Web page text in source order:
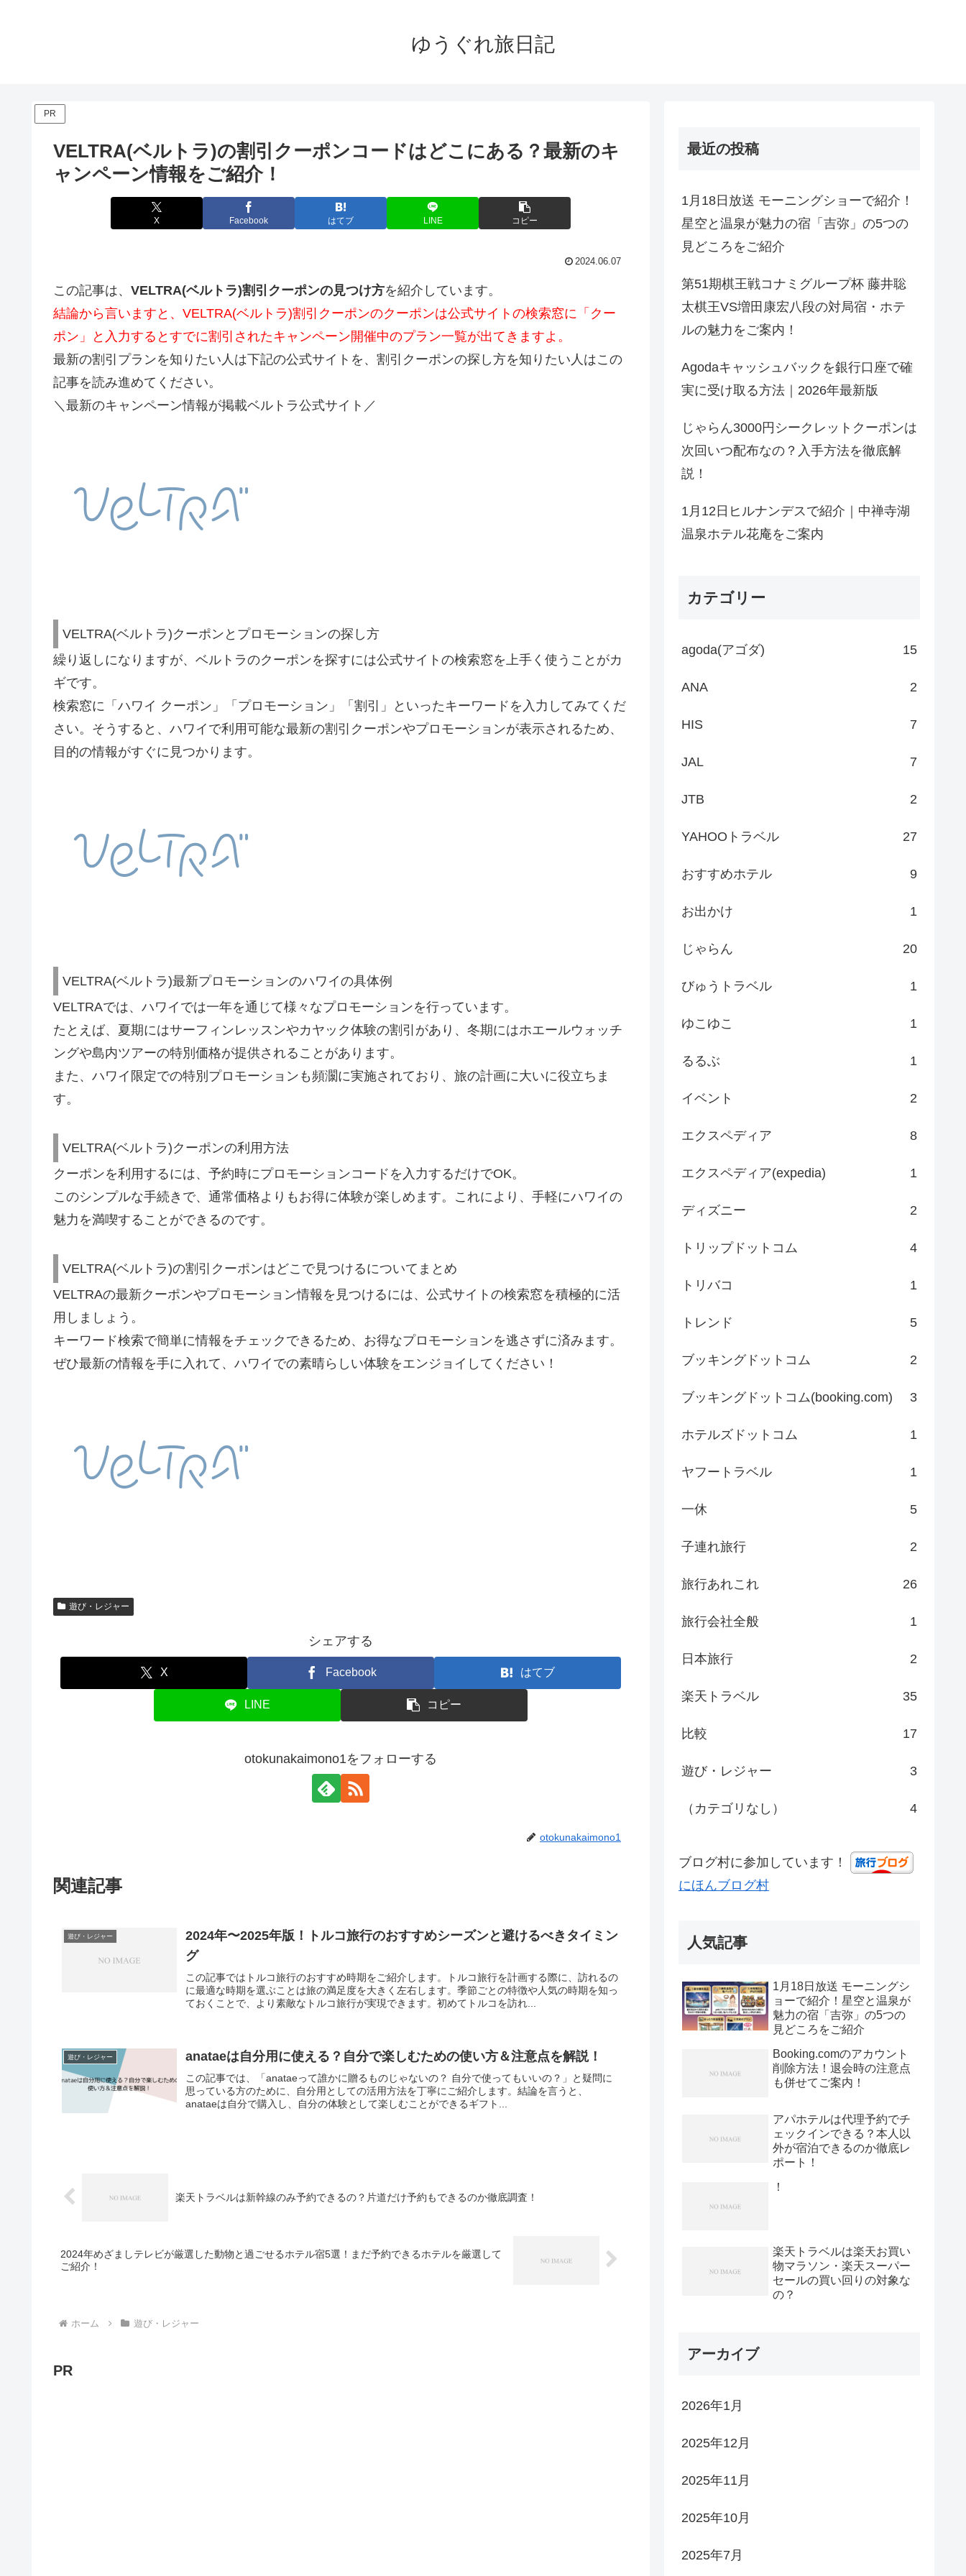
ゆうぐれ旅日記
PR
VELTRA(ベルトラ)の割引クーポンコードはどこにある？最新のキ
ャンペーン情報をご紹介！
X Facebook はてブ LINE コピー
2024.06.07
この記事は、 VELTRA(ベルトラ)割引クーポンの見つけ方を紹介しています。
結論から言いますと、VELTRA(ベルトラ)割引クーポンのクーポンは公式サイトの検索窓に「クー
ポン」と入力するとすでに割引されたキャンペーン開催中のプラン一覧が出てきますよ。
最新の割引プランを知りたい人は下記の公式サイトを、割引クーポンの探し方を知りたい人はこの
記事を読み進めてください。
＼最新のキャンペーン情報が掲載ベルトラ公式サイト／
VELTRA(ベルトラ)クーポンとプロモーションの探し方
繰り返しになりますが、ベルトラのクーポンを探すには公式サイトの検索窓を上手く使うことがカ
ギです。
検索窓に「ハワイ クーポン」「プロモーション」「割引」といったキーワードを入力してみてくだ
さい。そうすると、ハワイで利用可能な最新の割引クーポンやプロモーションが表示されるため、
目的の情報がすぐに見つかります。
VELTRA(ベルトラ)最新プロモーションのハワイの具体例
VELTRAでは、ハワイでは一年を通じて様々なプロモーションを行っています。
たとえば、夏期にはサーフィンレッスンやカヤック体験の割引があり、冬期にはホエールウォッチ
ングや島内ツアーの特別価格が提供されることがあります。
また、ハワイ限定での特別プロモーションも頻灁に実施されており、旅の計画に大いに役立ちま
す。
VELTRA(ベルトラ)クーポンの利用方法
クーポンを利用するには、予約時にプロモーションコードを入力するだけでOK。
このシンプルな手続きで、通常価格よりもお得に体験が楽しめます。これにより、手軽にハワイの
魅力を満喫することができるのです。
VELTRA(ベルトラ)の割引クーポンはどこで見つけるについてまとめ
VELTRAの最新クーポンやプロモーション情報を見つけるには、公式サイトの検索窓を積極的に活
用しましょう。
キーワード検索で簡単に情報をチェックできるため、お得なプロモーションを逃さずに済みます。
ぜひ最新の情報を手に入れて、ハワイでの素晴らしい体験をエンジョイしてください！
遊び・レジャー
シェアする
X Facebook はてブ
LINE コピー
otokunakaimono1をフォローする
otokunakaimono1
関連記事
遊び・レジャー
2024年〜2025年版！トルコ旅行のおすすめシーズンと避けるべきタイミン
グ
この記事ではトルコ旅行のおすすめ時期をご紹介します。トルコ旅行を計画する際に、訪れるの
に最適な時期を選ぶことは旅の満足度を大きく左右します。季節ごとの特徴や人気の時期を知っ
ておくことで、より素敵なトルコ旅行が実現できます。初めてトルコを訪れ...
遊び・レジャー anataeは自分用に使える？自分で楽しむための使い方＆注意点を解説！
この記事では、「anataeって誰かに贈るものじゃないの？ 自分で使ってもいいの？」と疑問に
思っている方のために、自分用としての活用方法を丁寧にご紹介します。結論を言うと、
anataeは自分で購入し、自分の体験として楽しむことができるギフト...
楽天トラベルは新幹線のみ予約できるの？片道だけ予約もできるのか徹底調査！
2024年めざましテレビが厳選した動物と過ごせるホテル宿5選！まだ予約できるホテルを厳選して
ご紹介！
ホーム 遊び・レジャー
PR
最近の投稿
1月18日放送 モーニングショーで紹介！
星空と温泉が魅力の宿「吉弥」の5つの
見どころをご紹介
第51期棋王戦コナミグループ杯 藤井聡
太棋王VS増田康宏八段の対局宿・ホテ
ルの魅力をご案内！
Agodaキャッシュバックを銀行口座で確
実に受け取る方法｜2026年最新版
じゃらん3000円シークレットクーポンは
次回いつ配布なの？入手方法を徹底解
説！
1月12日ヒルナンデスで紹介｜中禅寺湖
温泉ホテル花庵をご案内
カテゴリー
agoda(アゴダ) 15
ANA 2
HIS 7
JAL 7
JTB 2
YAHOOトラベル 27
おすすめホテル 9
お出かけ 1
じゃらん 20
びゅうトラベル 1
ゆこゆこ 1
るるぶ 1
イベント 2
エクスペディア 8
エクスペディア(expedia) 1
ディズニー 2
トリップドットコム 4
トリバコ 1
トレンド 5
ブッキングドットコム 2
ブッキングドットコム(booking.com) 3
ホテルズドットコム 1
ヤフートラベル 1
一休 5
子連れ旅行 2
旅行あれこれ 26
旅行会社全般 1
日本旅行 2
楽天トラベル 35
比較 17
遊び・レジャー 3
（カテゴリなし） 4
ブログ村に参加しています！
にほんブログ村
人気記事
1月18日放送 モーニングシ
ョーで紹介！星空と温泉が
魅力の宿「吉弥」の5つの
見どころをご紹介
Booking.comのアカウント
削除方法！退会時の注意点
も併せてご案内！
アパホテルは代理予約でチ
ェックインできる？本人以
外が宿泊できるのか徹底レ
ポート！
！
楽天トラベルは楽天お買い
物マラソン・楽天スーパー
セールの買い回りの対象な
の？
アーカイブ
2026年1月
2025年12月
2025年11月
2025年10月
2025年7月